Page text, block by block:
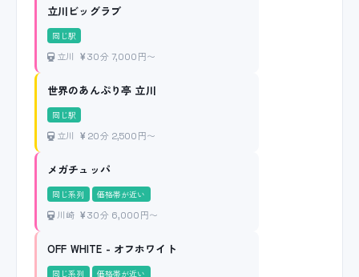
立川ビッグラブ
同じ駅
立川 30分 7,000円〜
世界のあんぷり亭 立川
同じ駅
立川 20分 2,500円〜
メガチュッパ
同じ系列 価格帯が近い
川崎 30分 6,000円〜
OFF WHITE - オフホワイト
同じ系列 価格帯が近い